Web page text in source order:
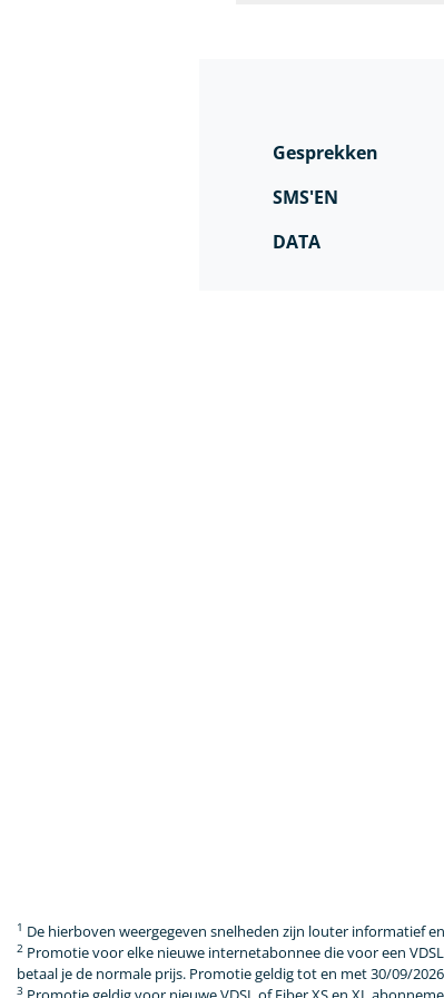
Gesprekken
SMS'EN
DATA
1 De hierboven weergegeven snelheden zijn louter informatief
2 Promotie voor elke nieuwe internetabonnee die voor een
betaal je de normale prijs. Promotie geldig tot en met 30/09/
3